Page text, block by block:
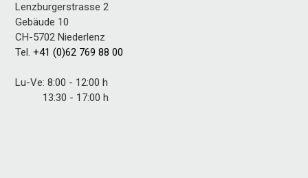
Lenzburgerstrasse 2
Gebäude 10
CH-5702 Niederlenz
Tel.+41 (0)62 769 88 00
Lu-Ve: 8:00 - 12:00 h
13:30 - 17:00 h